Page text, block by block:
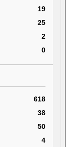
19
25
2
0
618
38
50
4